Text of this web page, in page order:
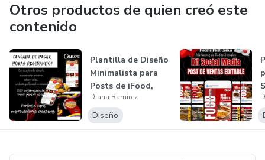
Otros productos de quien creó este
contenido
Plantilla de Diseño
Minimalista para
Posts de iFood,
Instagr...
Diana Ramirez
Diseño